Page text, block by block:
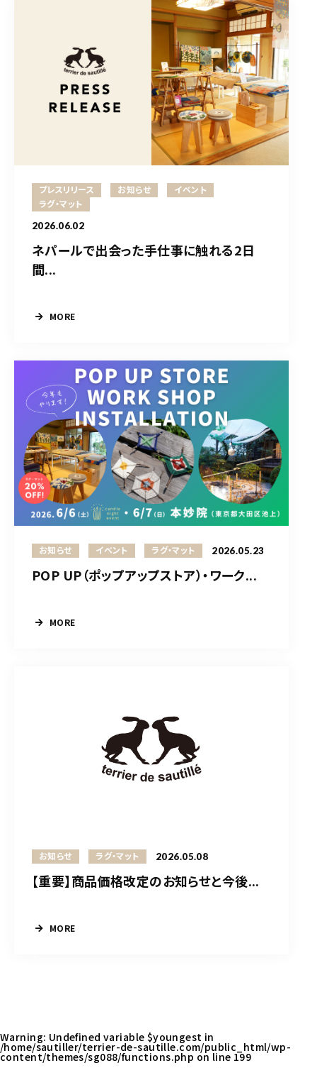
プレスリリース お知らせ
イベント
ラグ・マット
2026.06.02
ネパールで出会った手仕事に触れる2日
間...
MORE
お知らせ イベント ラグ・マット 2026.05.23
POP UP（ポップアップストア）・ワーク...
MORE
お知らせ ラグ・マット 2026.05.08
【重要】商品価格改定のお知らせと今後...
MORE
Warning: Undefined variable $youngest in
/home/sautiller/terrier-de-sautille.com/public_html/wp-
content/themes/sg088/functions.php on line 199